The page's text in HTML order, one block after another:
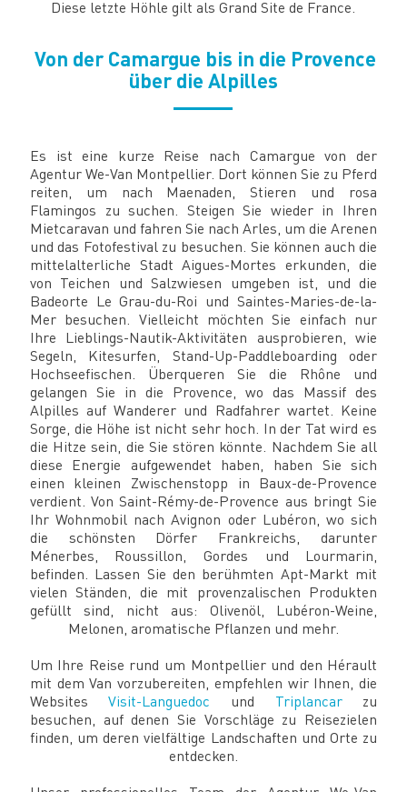
Diese letzte Höhle gilt als Grand Site de France.
Von der Camargue bis in die Provence
über die Alpilles
Es ist eine kurze Reise nach Camargue von der
Agentur We-Van Montpellier. Dort können Sie zu Pferd
reiten, um nach Maenaden, Stieren und rosa
Flamingos zu suchen. Steigen Sie wieder in Ihren
Mietcaravan und fahren Sie nach Arles, um die Arenen
und das Fotofestival zu besuchen. Sie können auch die
mittelalterliche Stadt Aigues-Mortes erkunden, die
von Teichen und Salzwiesen umgeben ist, und die
Badeorte Le Grau-du-Roi und Saintes-Maries-de-la-
Mer besuchen. Vielleicht möchten Sie einfach nur
Ihre Lieblings-Nautik-Aktivitäten ausprobieren, wie
Segeln, Kitesurfen, Stand-Up-Paddleboarding oder
Hochseefischen. Überqueren Sie die Rhône und
gelangen Sie in die Provence, wo das Massif des
Alpilles auf Wanderer und Radfahrer wartet. Keine
Sorge, die Höhe ist nicht sehr hoch. In der Tat wird es
die Hitze sein, die Sie stören könnte. Nachdem Sie all
diese Energie aufgewendet haben, haben Sie sich
einen kleinen Zwischenstopp in Baux-de-Provence
verdient. Von Saint-Rémy-de-Provence aus bringt Sie
Ihr Wohnmobil nach Avignon oder Lubéron, wo sich
die schönsten Dörfer Frankreichs, darunter
Ménerbes, Roussillon, Gordes und Lourmarin,
befinden. Lassen Sie den berühmten Apt-Markt mit
vielen Ständen, die mit provenzalischen Produkten
gefüllt sind, nicht aus: Olivenöl, Lubéron-Weine,
Melonen, aromatische Pflanzen und mehr.
Um Ihre Reise rund um Montpellier und den Hérault
mit dem Van vorzubereiten, empfehlen wir Ihnen, die
WebsitesVisit-Languedoc und Triplancarzu
besuchen, auf denen Sie Vorschläge zu Reisezielen
finden, um deren vielfältige Landschaften und Orte zu
entdecken.